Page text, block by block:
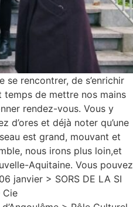
se rencontrer, de s’enrichir
temps de mettre nos mains
rendez-vous. Vous y
et déjà noter qu’une
est grand, mouvant et
nous irons plus loin,et
Aquitaine. Vous pouvez
janvier > SORS DE LA SI
Cie